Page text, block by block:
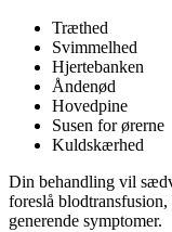
Træthed
Svimmelhed
Hjertebanken
Åndenød
Hovedpine
Susen for ørerne
Kuldskærhed
Din behandling vil
foreslå
generende symptomer.